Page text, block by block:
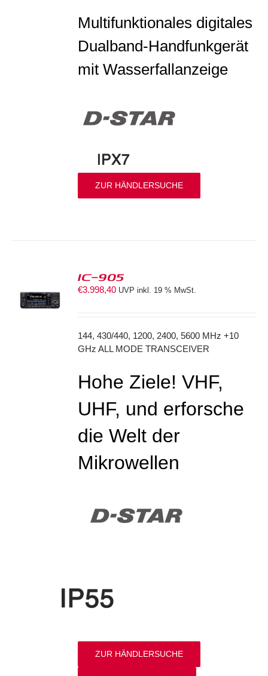
Multifunktionales digitales
Dualband-Handfunkgerät
mit Wasserfallanzeige
ZUR HÄNDLERSUCHE
IC-905
€3.998,40 UVP inkl. 19 % MwSt.
144, 430/440, 1200, 2400, 5600 MHz +10
GHz ALL MODE TRANSCEIVER
Hohe Ziele! VHF,
UHF, und erforsche
die Welt der
Mikrowellen
ZUR HÄNDLERSUCHE